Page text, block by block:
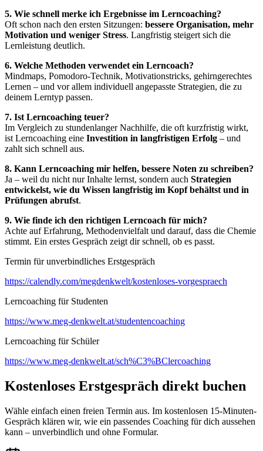
5. Wie schnell merke ich Ergebnisse im Lerncoaching?
Oft schon nach den ersten Sitzungen: bessere Organisation, mehr
Motivation und weniger Stress. Langfristig steigert sich die
Lernleistung deutlich.
6. Welche Methoden verwendet ein Lerncoach?
Mindmaps, Pomodoro-Technik, Motivationstricks, gehirngerechtes
Lernen – und vor allem individuell angepasste Strategien, die zu
deinem Lerntyp passen.
7. Ist Lerncoaching teuer?
Im Vergleich zu stundenlanger Nachhilfe, die oft kurzfristig wirkt,
ist Lerncoaching eine Investition in langfristigen Erfolg – und
zahlt sich schnell aus.
8. Kann Lerncoaching mir helfen, bessere Noten zu schreiben?
Ja – weil du nicht nur Inhalte lernst, sondern auch Strategien
entwickelst, wie du Wissen langfristig im Kopf behältst und in
Prüfungen abrufst.
9. Wie finde ich den richtigen Lerncoach für mich?
Achte auf Erfahrung, Methodenvielfalt und darauf, dass die Chemie
stimmt. Ein erstes Gespräch zeigt dir schnell, ob es passt.
Termin für unverbindliches Erstgespräch
https://calendly.com/megdenkwelt/kostenloses-vorgespraech
Lerncoaching für Studenten
https://www.meg-denkwelt.at/studentencoaching
Lerncoaching für Schüler
https://www.meg-denkwelt.at/sch%C3%BClercoaching
Kostenloses Erstgespräch direkt buchen
Wähle einfach einen freien Termin aus. Im kostenlosen 15-Minuten-
Gespräch klären wir, wie ein passendes Coaching für dich aussehen
kann – unverbindlich und ohne Formular.